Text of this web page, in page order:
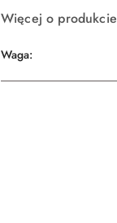
Więcej o produkcie
Waga: